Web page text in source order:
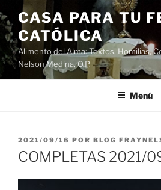
Saltar
al
contenido
CASA PARA TU
CATÓLICA
Alimento del Alma: Textos, Homilias,
Nelson Medina, O.P.
Menú
PUBLICADO
EL
2021/09/16 POR BLOG
COMPLETAS 2021/